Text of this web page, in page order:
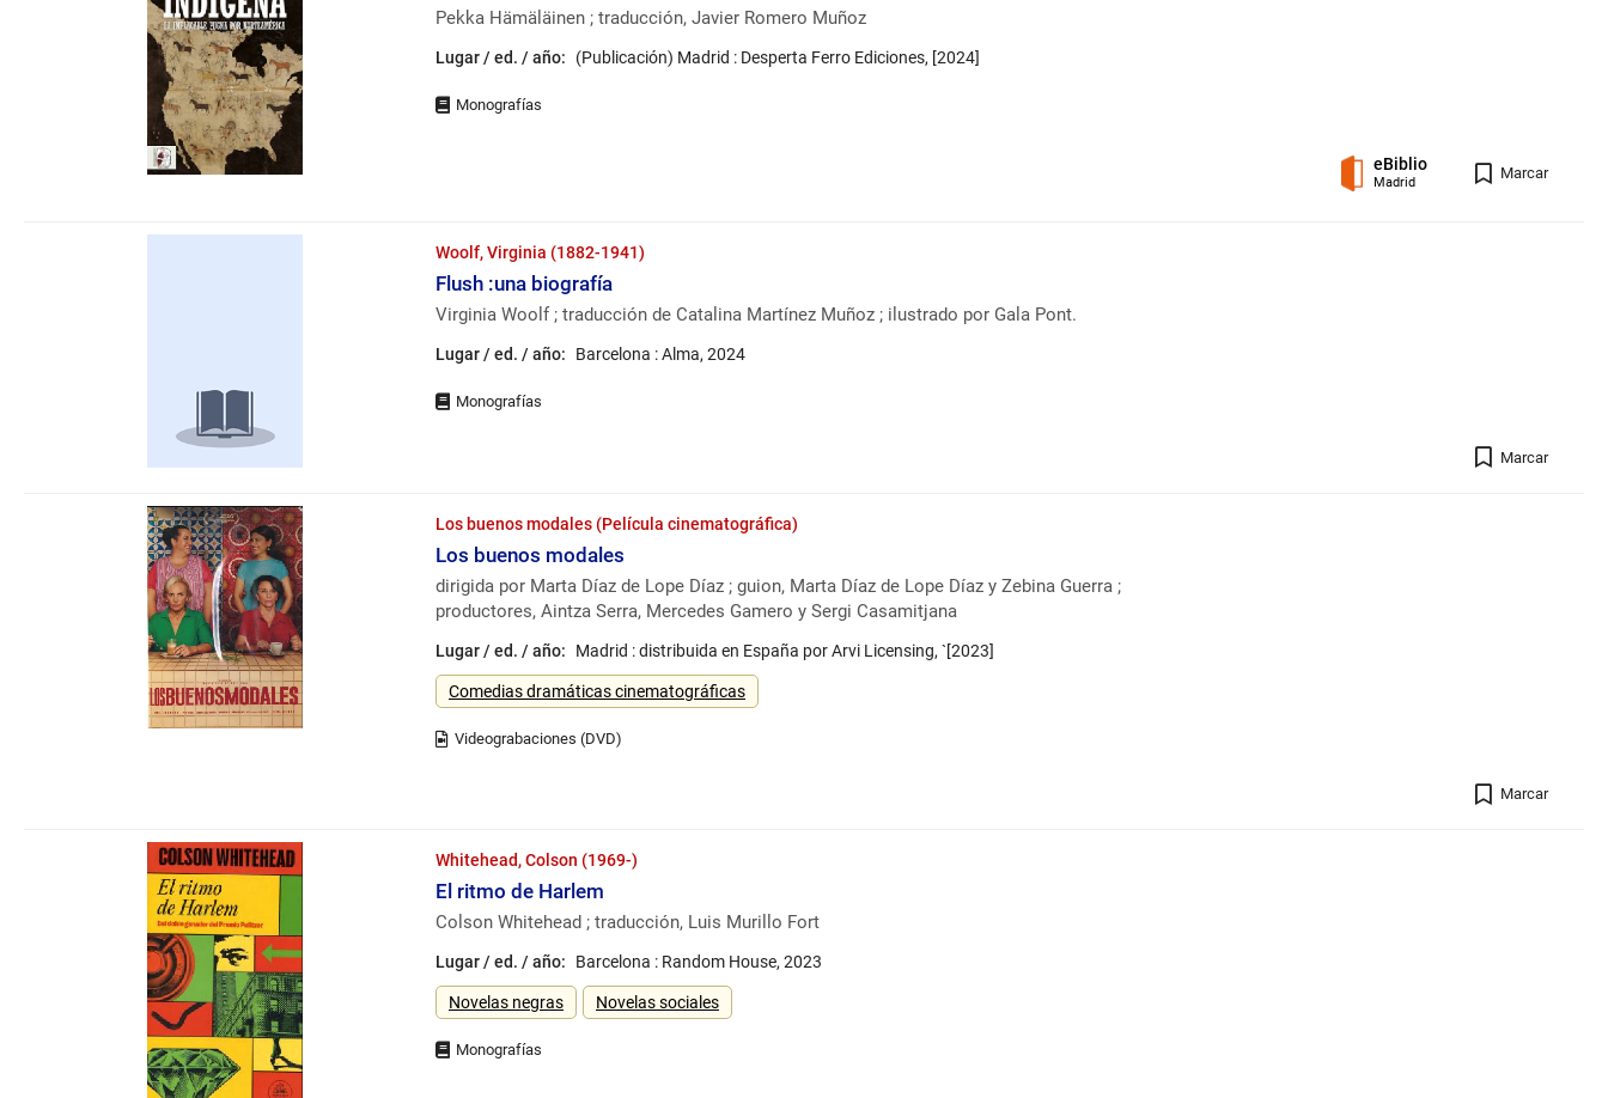
Pekka Hämäläinen ; traducción, Javier Romero Muñoz
Lugar / ed. / año: (Publicación) Madrid : Desperta Ferro Ediciones, [2024]
eBiblio
Madrid
MarcarRegistro
Woolf, Virginia (1882-1941)
Flush :una biografía
Virginia Woolf ; traducción de Catalina Martínez Muñoz ; ilustrado por Gala Pont.
Lugar / ed. / año: Barcelona : Alma, 2024
MarcarRegistro
Los buenos modales (Película cinematográfica)
Los buenos modales
dirigida por Marta Díaz de Lope Díaz ; guion, Marta Díaz de Lope Díaz y Zebina Guerra ;
productores, Aintza Serra, Mercedes Gamero y Sergi Casamitjana
Lugar / ed. / año:
Madrid : distribuida en España por Arvi Licensing, `[2023]
Género
Comedias dramáticas cinematográficas
MarcarRegistro
Whitehead, Colson (1969-)
El ritmo de Harlem
Colson Whitehead ; traducción, Luis Murillo Fort
Lugar / ed. / año:
Barcelona : Random House, 2023
Género
Novelas negras Novelas sociales